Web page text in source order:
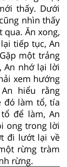
thấy. Dưới
nhìn thấy
Ăn xong,
tiếp tục, An
một trảng
An nhớ lại lời
xem hướng
hiểu rằng
đó làm tổ, tía
để làm, An
ong trong lời
đi lướt lại về
rừng tràm
rừng.